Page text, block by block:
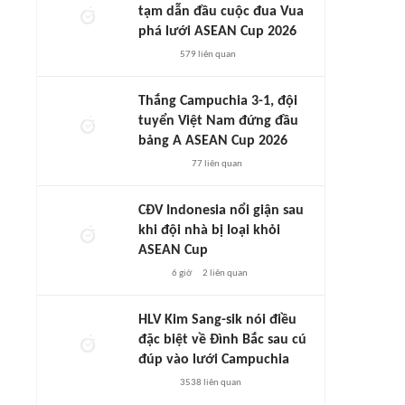
tạm dẫn đầu cuộc đua Vua
phá lưới ASEAN Cup 2026
579 liên quan
Thắng Campuchia 3-1, đội
tuyển Việt Nam đứng đầu
bảng A ASEAN Cup 2026
77liên quan
CĐV Indonesia nổi giận sau
khi đội nhà bị loại khỏi
ASEAN Cup
6 giờ 2 liên quan
HLV Kim Sang-sik nói điều
đặc biệt về Đình Bắc sau cú
đúp vào lưới Campuchia
3538 liên quan